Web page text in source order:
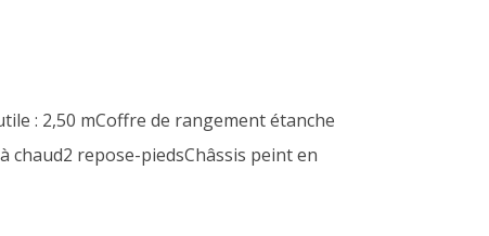
: 2,50 mCoffre de rangement étanche
chaud2 repose-piedsChâssis peint en